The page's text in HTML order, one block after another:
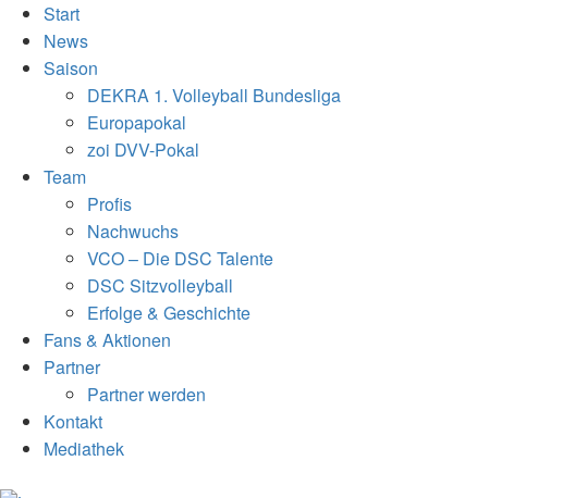
Start
News
Saison
DEKRA 1. Volleyball Bundesliga
Europapokal
zoi DVV-Pokal
Team
Profis
Nachwuchs
VCO – Die DSC Talente
DSC Sitzvolleyball
Erfolge & Geschichte
Fans & Aktionen
Partner
Partner werden
Kontakt
Mediathek